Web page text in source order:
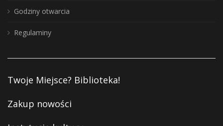
Godziny otwarcia
Regulaminy
Twoje Miejsce? Biblioteka!
Zakup nowości